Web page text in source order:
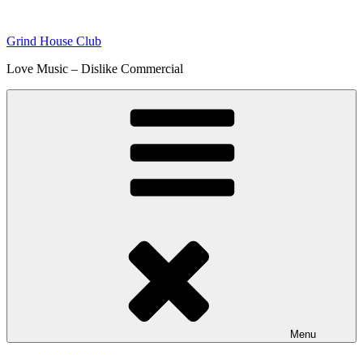
content
Grind House Club
Love Music – Dislike Commercial
Menu